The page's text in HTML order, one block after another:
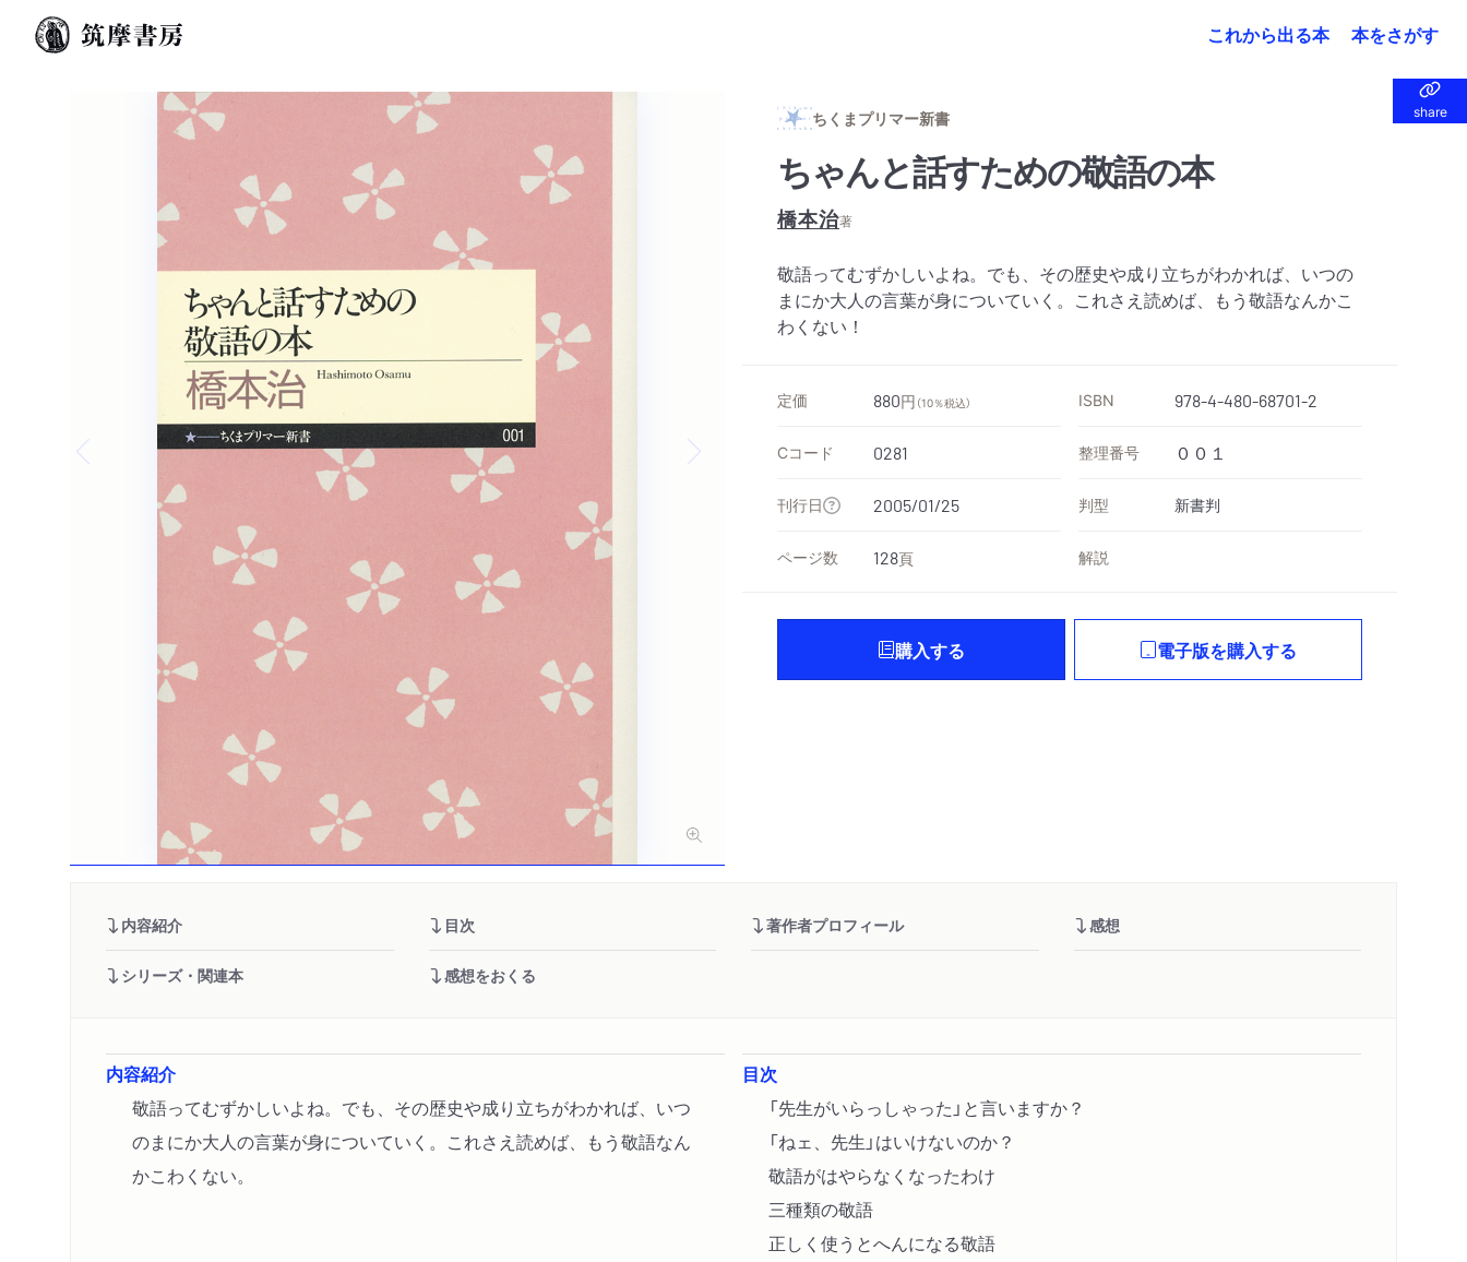
これから出る本 本をさがす
share
share
ちくまプリマー新書
ちゃんと話すための敬語の本
橋本治著
敬語ってむずかしいよね。でも、その歴史や成り立ちがわかれば、いつの
まにか大人の言葉が身についていく。これさえ読めば、もう敬語なんかこ
わくない！
定価 880円 （10％税込） ISBN 978-4-480-68701-2
Cコード 0281 整理番号 ００１
刊行日 2005/01/25 判型 新書判
ページ数 128頁 解説
購入する 電子版を購入する
内容紹介 目次 著作者プロフィール 感想
シリーズ・関連本 感想をおくる
内容紹介
敬語ってむずかしいよね。でも、その歴史や成り立ちがわかれば、いつ
のまにか大人の言葉が身についていく。これさえ読めば、もう敬語なん
かこわくない。
目次
「先生がいらっしゃった」と言いますか？
「ねェ、先生」はいけないのか？
敬語がはやらなくなったわけ
三種類の敬語
正しく使うとへんになる敬語